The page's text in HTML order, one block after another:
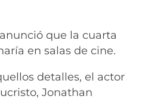
que la cuarta
en salas de cine.
detalles, el actor
Jonathan